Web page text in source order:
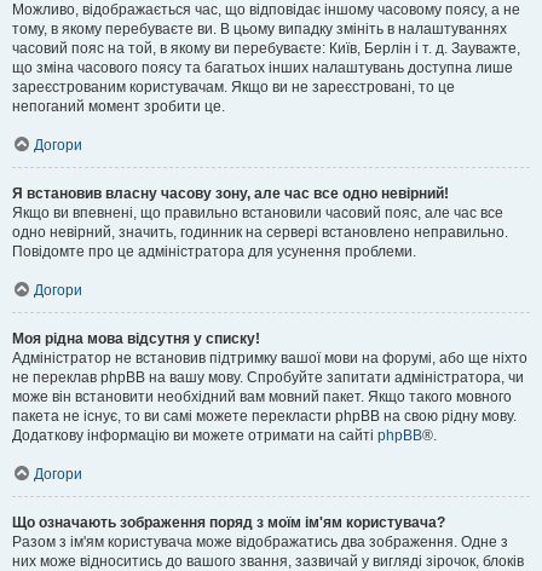
Можливо, відображається час, що відповідає іншому часовому поясу, а не
тому, в якому перебуваєте ви. В цьому випадку змініть в налаштуваннях
часовий пояс на той, в якому ви перебуваєте: Київ, Берлін і т. д. Зауважте,
що зміна часового поясу та багатьох інших налаштувань доступна лише
зареєстрованим користувачам. Якщо ви не зареєстровані, то це
непоганий момент зробити це.
Догори
Я встановив власну часову зону, але час все одно невірний!
Якщо ви впевнені, що правильно встановили часовий пояс, але час все
одно невірний, значить, годинник на сервері встановлено неправильно.
Повідомте про це адміністратора для усунення проблеми.
Догори
Моя рідна мова відсутня у списку!
Адміністратор не встановив підтримку вашої мови на форумі, або ще ніхто
не переклав phpBB на вашу мову. Спробуйте запитати адміністратора, чи
може він встановити необхідний вам мовний пакет. Якщо такого мовного
пакета не існує, то ви самі можете перекласти phpBB на свою рідну мову.
Додаткову інформацію ви можете отримати на сайті phpBB®.
Догори
Що означають зображення поряд з моїм ім'ям користувача?
Разом з ім'ям користувача може відображатись два зображення. Одне з
них може відноситись до вашого звання, зазвичай у вигляді зірочок, блоків